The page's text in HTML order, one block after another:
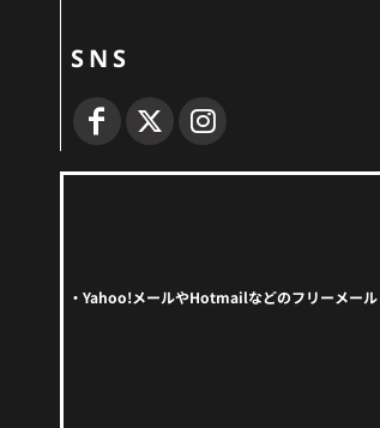
SNS
・Yahoo!メールやHotmailなどのフリーメー